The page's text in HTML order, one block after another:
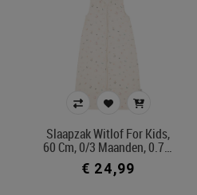
Slaapzak Witlof For Kids,
60 Cm, 0/3 Maanden, 0.7…
€ 24,99